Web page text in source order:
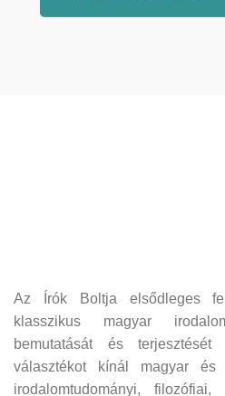
Az Írók Boltja elsődleges
klasszikus magyar
bemutatását és
választékot kínál magyar és
irodalomtudományi, filozófiai,